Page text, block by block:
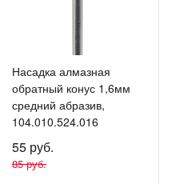
Насадка алмазная
обратный конус 1,6мм
средний абразив,
104.010.524.016
55 руб.
85 руб.